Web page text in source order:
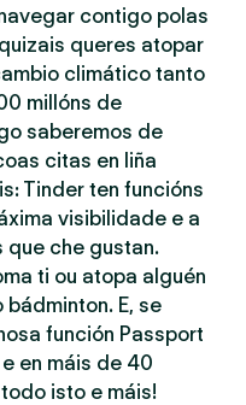
contigo polas
queres atopar
climático tanto
millóns de
saberemos de
citas en liña
Tinder ten funcións
visibilidade e a
que che gustan.
ti ou atopa alguén
E, se
función Passport
en máis de 40
isto e máis!